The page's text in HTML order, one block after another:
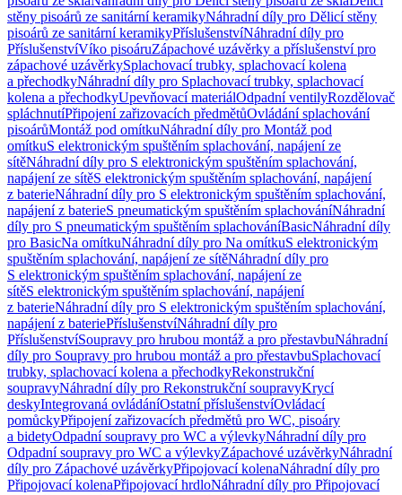
stěny pisoárů ze sanitární keramikyNáhradní díly pro Dělicí stěny
pisoárů ze sanitární keramikyPříslušenstvíNáhradní díly pro
PříslušenstvíVíko pisoáruZápachové uzávěrky a příslušenství pro
zápachové uzávěrkySplachovací trubky, splachovací kolena
a přechodkyNáhradní díly pro Splachovací trubky, splachovací
kolena a přechodkyUpevňovací materiálOdpadní ventilyRozdělovač
spláchnutíPřipojení zařizovacích předmětůOvládání splachování
pisoárůMontáž pod omítkuNáhradní díly pro Montáž pod
omítkuS elektronickým spuštěním splachování, napájení ze
sítěNáhradní díly pro S elektronickým spuštěním splachování,
napájení ze sítěS elektronickým spuštěním splachování, napájení
z baterieNáhradní díly pro S elektronickým spuštěním splachování,
napájení z baterieS pneumatickým spuštěním splachováníNáhradní
díly pro S pneumatickým spuštěním splachováníBasicNáhradní díly
pro BasicNa omítkuNáhradní díly pro Na omítkuS elektronickým
spuštěním splachování, napájení ze sítěNáhradní díly pro
S elektronickým spuštěním splachování, napájení ze
sítěS elektronickým spuštěním splachování, napájení
z baterieNáhradní díly pro S elektronickým spuštěním splachování,
napájení z bateriePříslušenstvíNáhradní díly pro
PříslušenstvíSoupravy pro hrubou montáž a pro přestavbuNáhradní
díly pro Soupravy pro hrubou montáž a pro přestavbuSplachovací
trubky, splachovací kolena a přechodkyRekonstrukční
soupravyNáhradní díly pro Rekonstrukční soupravyKrycí
deskyIntegrovaná ovládáníOstatní příslušenstvíOvládací
pomůckyPřipojení zařizovacích předmětů pro WC, pisoáry
a bidetyOdpadní soupravy pro WC a výlevkyNáhradní díly pro
Odpadní soupravy pro WC a výlevkyZápachové uzávěrkyNáhradní
díly pro Zápachové uzávěrkyPřipojovací kolenaNáhradní díly pro
Připojovací kolenaPřipojovací hrdloNáhradní díly pro Připojovací